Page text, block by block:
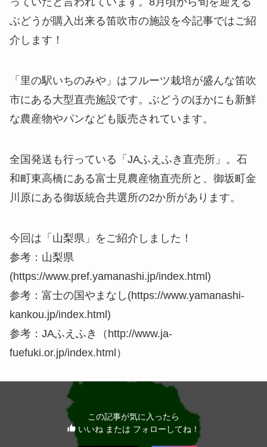
ぶどうが購入出来る笛吹市の施設を今記事ではご紹
介します！
「里の駅いちのみや」はフルーツ栽培が盛んな笛吹
市にある大型直売施設です。ぶどうのほかにも新鮮
な農産物やパンなども販売されています。
全国発送も行っている「JAふえふき直売所」。石
和町東高橋にある富士見農産物直売所と、御坂町金
川原にある御坂統合共選所の2か所があります。
今回は「山梨県」をご紹介しました！
参考：山梨県
(https://www.pref.yamanashi.jp/index.html)
参考：富士の国やまなし(https://www.yamanashi-
kankou.jp/index.html)
参考：JAふえふき（http://www.ja-
fuefuki.or.jp/index.html）
この記事が気に入ったら
いいね または フォローしてね！